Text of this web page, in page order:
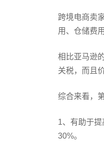
跨境电商卖
用、仓储费
相比亚马逊
关税，而且
综合来看，
1、有助于
30%。